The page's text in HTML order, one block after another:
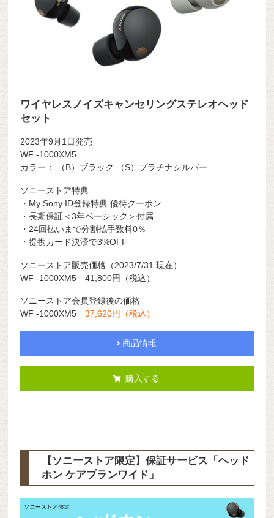
ワイヤレスノイズキャンセリングステレオヘッド
セット
2023年9月1日発売
WF -1000XM5
カラー： （B）ブラック （S）プラチナシルバー
ソニーストア特典
・My Sony ID登録特典 優待クーポン
・長期保証＜3年ベーシック＞付属
・24回払いまで分割払手数料0％
・提携カード決済で3%OFF
ソニーストア販売価格（2023/7/31 現在）
WF -1000XM5 41,800円（税込）
ソニーストア会員登録後の価格
WF -1000XM537,620円（税込）
商品情報
購入する
【ソニーストア限定】保証サービス「ヘッド
ホン ケアプランワイド」